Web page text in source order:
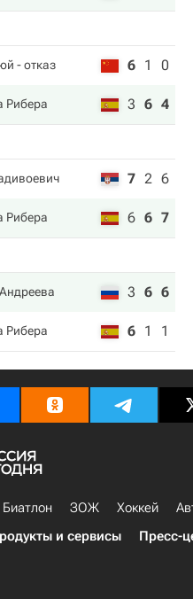
- отказ 6 1 0
Рибера 3 6 4
7 2 6
Рибера 6 6 7
3 6 6
Рибера 6 1 1
Биатлон ЗОЖ Хоккей
и сервисы Пресс-